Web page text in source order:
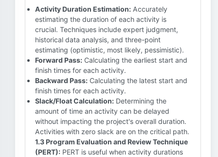
Activity Duration Estimation: Accurately
estimating the duration of each activity is
crucial. Techniques include expert judgment,
historical data analysis, and three-point
estimating (optimistic, most likely, pessimistic).
Forward Pass: Calculating the earliest start and
finish times for each activity.
Backward Pass: Calculating the latest start and
finish times for each activity.
Slack/Float Calculation: Determining the
amount of time an activity can be delayed
without impacting the project's overall duration.
Activities with zero slack are on the critical path.
1.3 Program Evaluation and Review Technique
(PERT): PERT is useful when activity durations